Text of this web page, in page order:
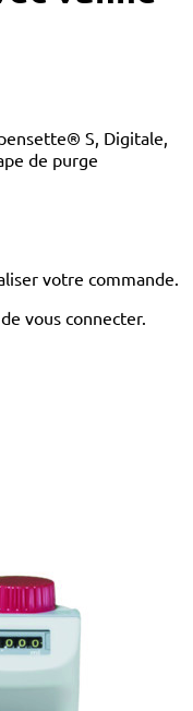
S, Digitale,
de purge
votre commande.
vous connecter.